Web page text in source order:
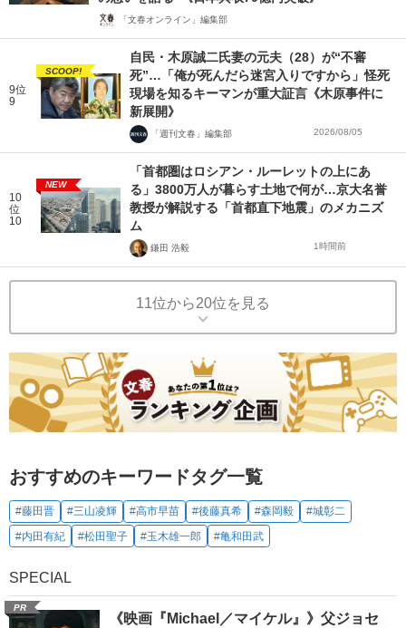
「文春オンライン」編集部
9位
9
SCOOP!
自民・木原誠二氏妻の元夫（28）が“不審
死”…「俺が死んだら迷宮入りですから」怪死
現場を知るキーマンが重大証言《木原事件に
新展開》
「週刊文春」編集部 2026/08/05
10
位
10
NEW
「首都圏はロシアン・ルーレットの上にあ
る」3800万人が暮らす土地で何が…京大名誉
教授が解説する「首都直下地震」のメカニズ
ム
鎌田 浩毅 1時間前
11位から20位を見る
おすすめのキーワードタグ一覧
#藤田晋 #三山凌輝 #高市早苗 #後藤真希 #森岡毅
#城彰二
#内田有紀
#松田聖子 #玉木雄一郎 #亀和田武
SPECIAL
PR
《映画『Michael／マイケル』》父ジョセ